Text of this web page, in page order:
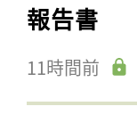
報告書
11時間前